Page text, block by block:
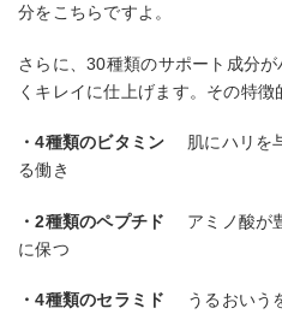
分をこちらですよ。
さらに、30種類のサポート成分
くキレイに仕上げます。その特徴
・4種類のビタミン
肌にハリを
る働き
・2種類のペプチド
アミノ酸が
に保つ
・4種類のセラミド
うるおいう